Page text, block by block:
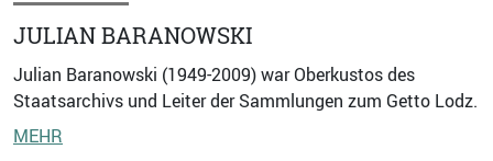
JULIAN BARANOWSKI
Julian Baranowski (1949-2009) war Oberkustos des
Staatsarchivs und Leiter der Sammlungen zum Getto Lodz.
MEHR